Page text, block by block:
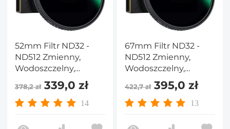
52mm Filtr ND32 -
ND512 Zmienny,
Wodoszczelny,
Odporny na
Zadrapania,
Wielowarstwowy,
378,2 zł339,0 zł
14
67mm Filtr ND32 -
ND512 Zmienny,
Wodoszczelny,
Odporny na
Zadrapania,
Wielowarstwowy,
422,7 zł395,0 zł
13